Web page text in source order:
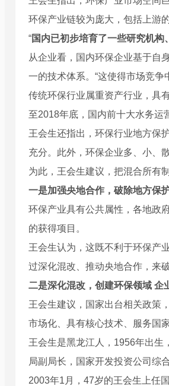
陕西HDPE管件通泱三通管件批发
环保产业链较为庞大，包括上游
“国内已初步培育了一些研究机
从企业看，国内环保企业基于自
一的技术体系。“这使得市场竞
传统环保行业属重资产行业，具
至2018年底，国内前十大水务运
王会生还指出，环保行业地方保
充分。此外，环保企业多、小、
为此，王会生建议，把混合所有
一是加强央地合作，破除地方保护
环保产业具有公共属性，各地政
的获得项目。
王会生认为，这既不利于环保产
过深化混改、推动央地合作，来
二是深化混改，创建环保领域 企
王会生建议，国家出台相关政策
市场化、具有核心技术、服务国
王会生是黑龙江人，1956年出生
局副局长，国家开发投资公司综
2003年1月，47岁的王会生上任